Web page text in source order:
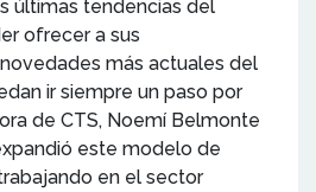
últimas tendencias del
ofrecer a sus
más actuales del
ir siempre un paso por
de CTS, Noemí Belmonte
este modelo de
en el sector